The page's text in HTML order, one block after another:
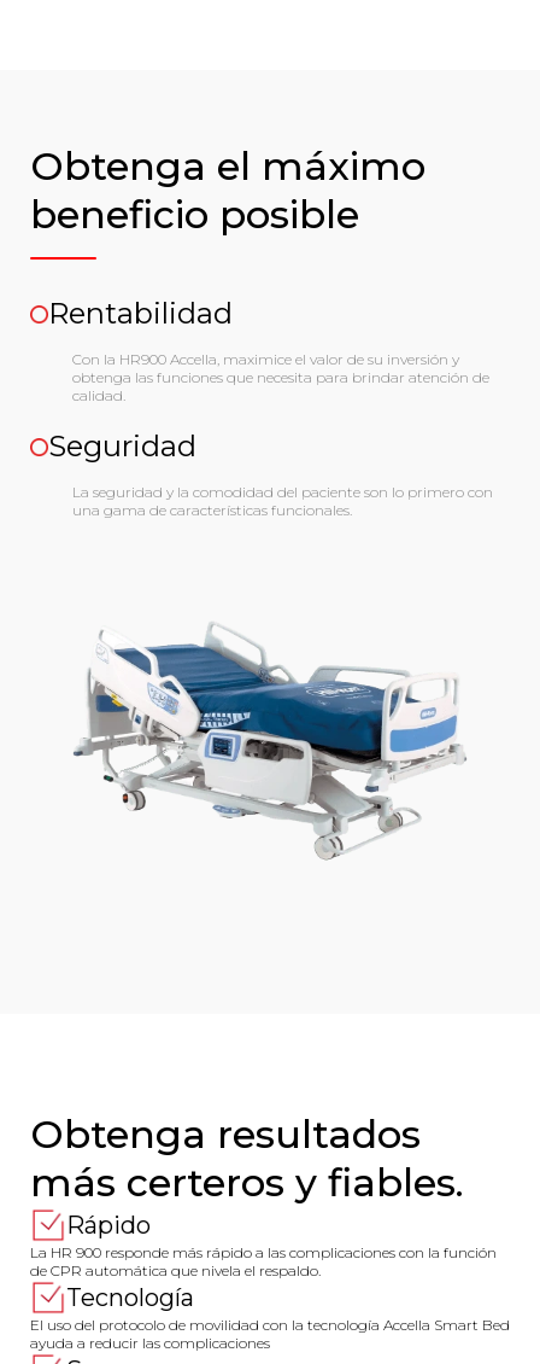
Obtenga el máximo
beneficio posible
Rentabilidad
Con la HR900 Accella, maximice el valor de su inversión y
obtenga las funciones que necesita para brindar atención de
calidad.
Seguridad
La seguridad y la comodidad del paciente son lo primero con
una gama de características funcionales.
Obtenga resultados
más certeros y fiables.
Rápido
La HR 900 responde más rápido a las complicaciones con la función
de CPR automática que nivela el respaldo.
Tecnología
El uso del protocolo de movilidad con la tecnología Accella Smart Bed
ayuda a reducir las complicaciones